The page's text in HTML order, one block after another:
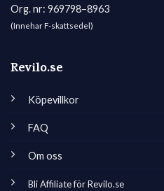
Org. nr: 969798–8963
(Innehar F-skattsedel)
Revilo.se
Köpevillkor
FAQ
Om oss
Bli Affiliate för Revilo.se